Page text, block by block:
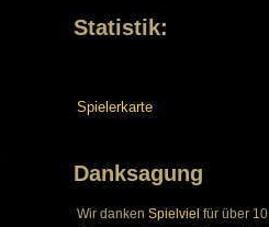
Statistik:
Spielerkarte
Danksagung
Wir danken Spielviel für über 10